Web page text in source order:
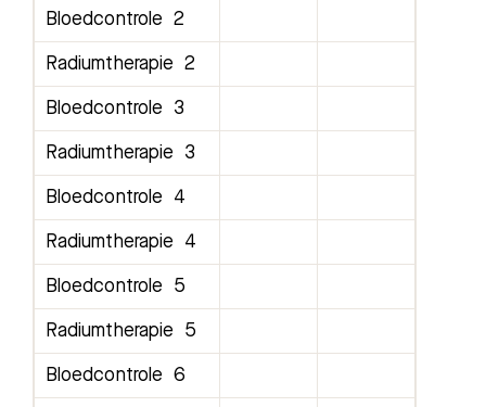
Bloedcontrole 2
Radiumtherapie 2
Bloedcontrole 3
Radiumtherapie 3
Bloedcontrole 4
Radiumtherapie 4
Bloedcontrole 5
Radiumtherapie 5
Bloedcontrole 6